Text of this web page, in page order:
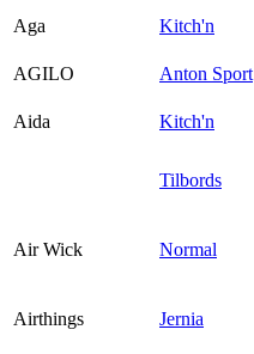
Aga
Kitch'n
AGILO
Anton Sport
Aida
Kitch'n
Tilbords
Air Wick Normal
Airthings Jernia